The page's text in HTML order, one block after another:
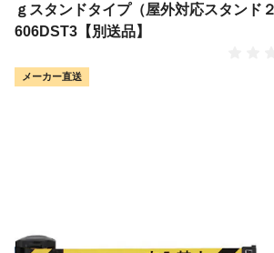
ｇスタンドタイプ（屋外対応スタンド
606DST3【別送品】
メーカー直送